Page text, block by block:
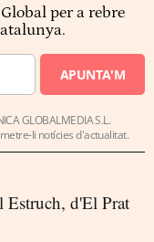
per a rebre
APUNTA'M
GLOBALMEDIA S.L.
li notícies d'actualitat.
Estruch, d'El Prat